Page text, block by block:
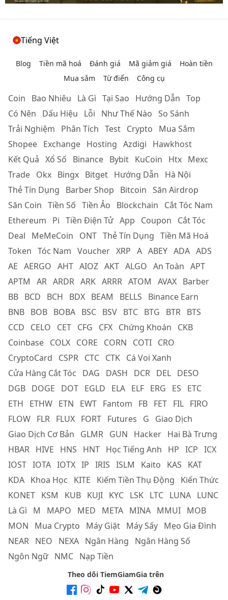
Tiếng Việt
Blog Tiền mã hoá Đánh giá Mã giảm giá
Hoàn tiền
Mua sắm
Từ điển Công cụ
Coin Bao Nhiêu Là Gì Tại Sao Hướng Dẫn Top
Có Nên
Dấu Hiệu Lỗi Như Thế Nào So Sánh
Trải Nghiệm
Phân Tích Test Crypto
Mua Sắm
Shopee Exchange Hosting Azdigi
Hawkhost
Kết Quả Xổ Số Binance Bybit KuCoin Htx Mexc
Trade Okx Bingx Bitget Hướng Dẫn
Hà Nội
Thẻ Tín Dụng
Barber Shop Bitcoin Săn Airdrop
Săn Coin Tiền Số Tiền Ảo Blockchain
Cắt Tóc Nam
Ethereum
Pi Tiền Điện Tử App Coupon
Cắt Tóc
Deal
MeMeCoin ONT Thẻ Tín Dụng Tiền Mã Hoá
Token Tóc Nam Voucher XRP A ABEY ADA ADS
AE AERGO AHT AIOZ AKT ALGO An Toàn APT
APTM
AR ARDR ARK ARRR ATOM AVAX Barber
BB BCD BCH BDX BEAM BELLS
Binance Earn
BNB BOB BOBA BSC BSV BTC BTG BTR BTS
CCD
CELO CET CFG CFX Chứng Khoán
CKB
Coinbase COLX CORE CORN COTI CRO
CryptoCard
CSPR CTC CTK Cá Voi Xanh
Cửa Hàng Cắt Tóc
DAG DASH DCR DEL DESO
DGB DOGE DOT EGLD ELA ELF ERG ES
ETC
ETH
ETHW ETN EWT Fantom FB FET FIL FIRO
FLOW FLR FLUX FORT Futures G
Giao Dịch
Giao Dịch Cơ Bản
GLMR GUN Hacker Hai Bà Trưng
HBAR HIVE HNS HNT Học Tiếng Anh HP ICP ICX
IOST IOTA IOTX IP IRIS ISLM Kaito KAS
KAT
KDA Khoa Học KITE Kiếm Tiền Thụ Động
Kiến Thức
KONET KSM KUB KUJI KYC LSK LTC LUNA LUNC
Là Gì
M MAPO MED META MINA MMUI MOB
MON
Mua Crypto Máy Giặt Máy Sấy Mẹo Gia Đình
NEAR NEO NEXA Ngân Hàng
Ngân Hàng Số
Ngôn Ngữ NMC Nạp Tiền
Theo dõi TiemGiamGia trên